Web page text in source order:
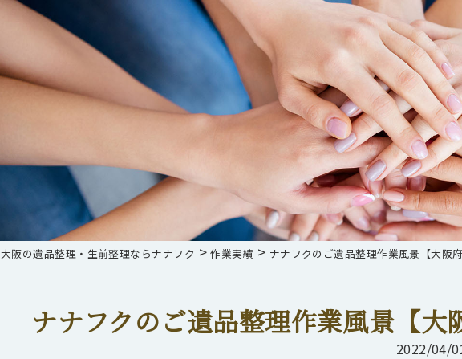
大阪の遺品整理・生前整理ならナナフク >作業実績 > ナナフクのご遺品整理作業風景【大阪
ナナフクのご遺品整理作業風景【大
2022/04/